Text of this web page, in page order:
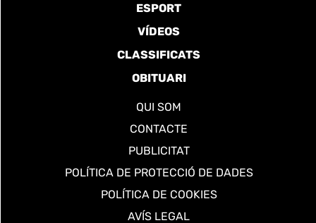
ESPORT
VÍDEOS
CLASSIFICATS
OBITUARI
QUI SOM
CONTACTE
PUBLICITAT
POLÍTICA DE PROTECCIÓ DE DADES
POLÍTICA DE COOKIES
AVÍS LEGAL